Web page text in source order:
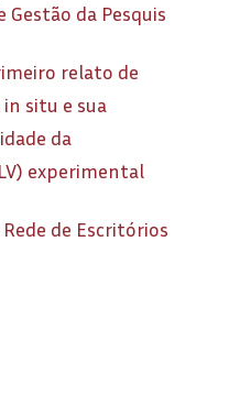
Gestão da Pesquis
relato de
situ e sua
da
experimental
de Escritórios